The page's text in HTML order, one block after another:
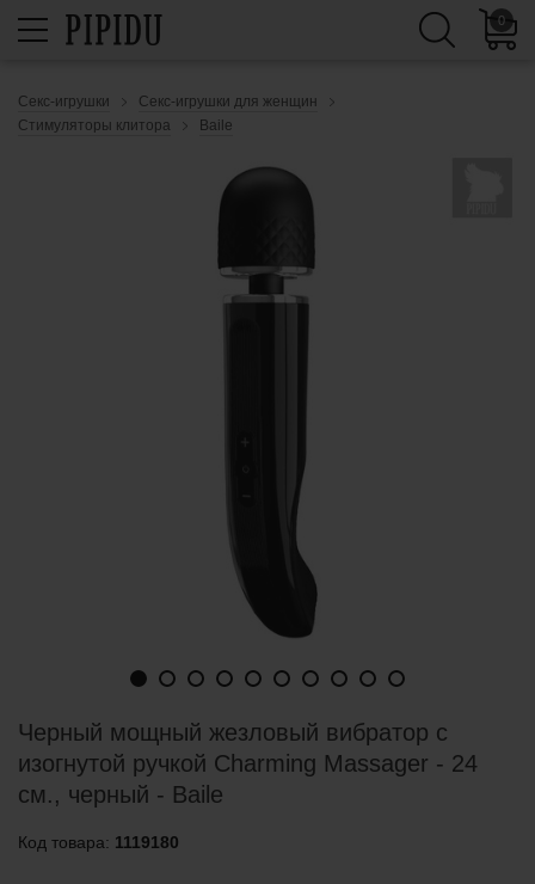
0
Секс-игрушки
Секс-игрушки для женщин
Стимуляторы клитора
Baile
Черный мощный жезловый вибратор с
изогнутой ручкой Charming Massager - 24
см., черный - Baile
Код товара: 1119180